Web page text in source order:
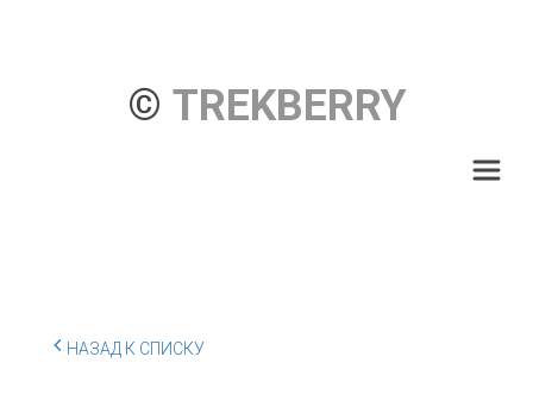
© TREKBERRY
НАЗАД К СПИСКУ